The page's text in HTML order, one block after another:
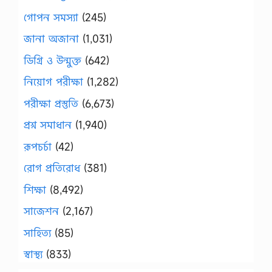
গোপন সমস্যা (245)
জানা অজানা (1,031)
ডিগ্রি ও উন্মুক্ত (642)
নিয়োগ পরীক্ষা (1,282)
পরীক্ষা প্রস্তুতি (6,673)
প্রশ্ন সমাধান (1,940)
রূপচর্চা (42)
রোগ প্রতিরোধ(381)
শিক্ষা (8,492)
সাজেশন (2,167)
সাহিত্য(85)
স্বাস্থ্য(833)